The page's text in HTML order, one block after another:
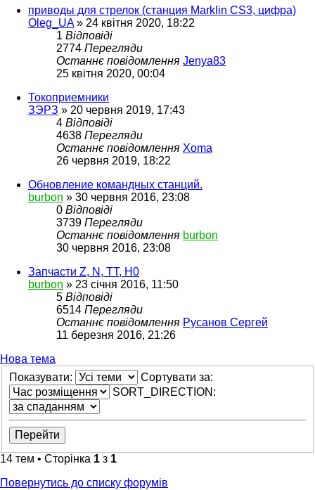
приводы для стрелок (станция Marklin CS3, цифра)
Oleg_UA» 24 квітня 2020, 18:22
1 Відповіді
2774 Перегляди
Останнє повідомлення Jenya83
25 квітня 2020, 00:04
Токоприемники
ЗЭРЗ » 20 червня 2019, 17:43
4 Відповіді
4638 Перегляди
Останнє повідомлення Xoma
26 червня 2019, 18:22
Обновление командных станций.
burbon » 30 червня 2016, 23:08
0 Відповіді
3739 Перегляди
Останнє повідомлення burbon
30 червня 2016, 23:08
Запчасти Z, N, TT, H0
burbon » 23 січня 2016, 11:50
5 Відповіді
6514 Перегляди
Останнє повідомлення Русанов Сергей
11 березня 2016, 21:26
Нова тема
Показувати:
Сортувати за:
SORT_DIRECTION:
14 тем • Сторінка 1 з 1
Повернутись до списку форумів